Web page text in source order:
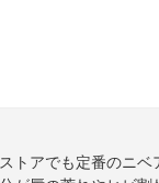
トアでも定番のニ